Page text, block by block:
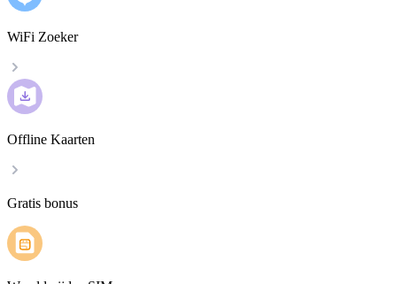
WiFi Zoeker
Offline Kaarten
Gratis bonus